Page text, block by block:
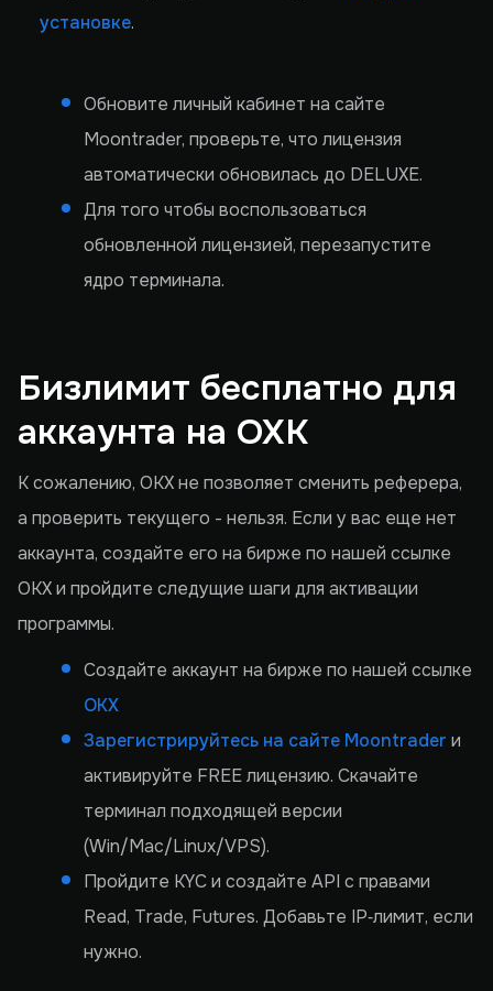
установке.
Обновите личный кабинет на сайте
Moontrader, проверьте, что лицензия
автоматически обновилась до DELUXE.
Для того чтобы воспользоваться
обновленной лицензией, перезапустите
ядро терминала.
Бизлимит бесплатно для
аккаунта на OXK
К сожалению, OKX не позволяет сменить реферера,
а проверить текущего - нельзя. Если у вас еще нет
аккаунта, создайте его на бирже по нашей ссылке
OKX и пройдите следущие шаги для активации
программы.
Создайте аккаунт на бирже по нашей ссылке
OKX
Зарегистрируйтесь на сайте Moontrader и
активируйте FREE лицензию. Скачайте
терминал подходящей версии
(Win/Mac/Linux/VPS).
Пройдите KYC и создайте API с правами
Read, Trade, Futures. Добавьте IP‑лимит, если
нужно.